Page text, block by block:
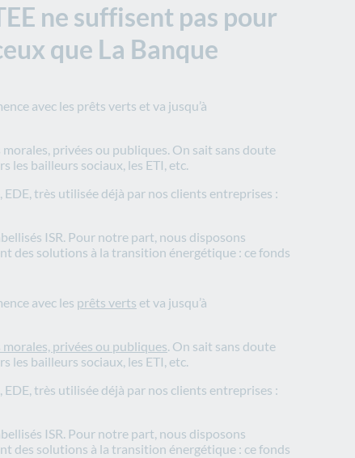
ne suffisent pas pour
que La Banque
avec les prêts verts et va jusqu’à
privées ou publiques. On sait sans doute
les bailleurs sociaux, les ETI, etc.
très utilisée déjà par nos clients entreprises :
ISR. Pour notre part, nous disposons
des solutions à la transition énergétique : ce fonds
avec les prêts verts et va jusqu’à
morales, privées ou publiques. On sait sans doute
les bailleurs sociaux, les ETI, etc.
très utilisée déjà par nos clients entreprises :
ISR. Pour notre part, nous disposons
des solutions à la transition énergétique : ce fonds